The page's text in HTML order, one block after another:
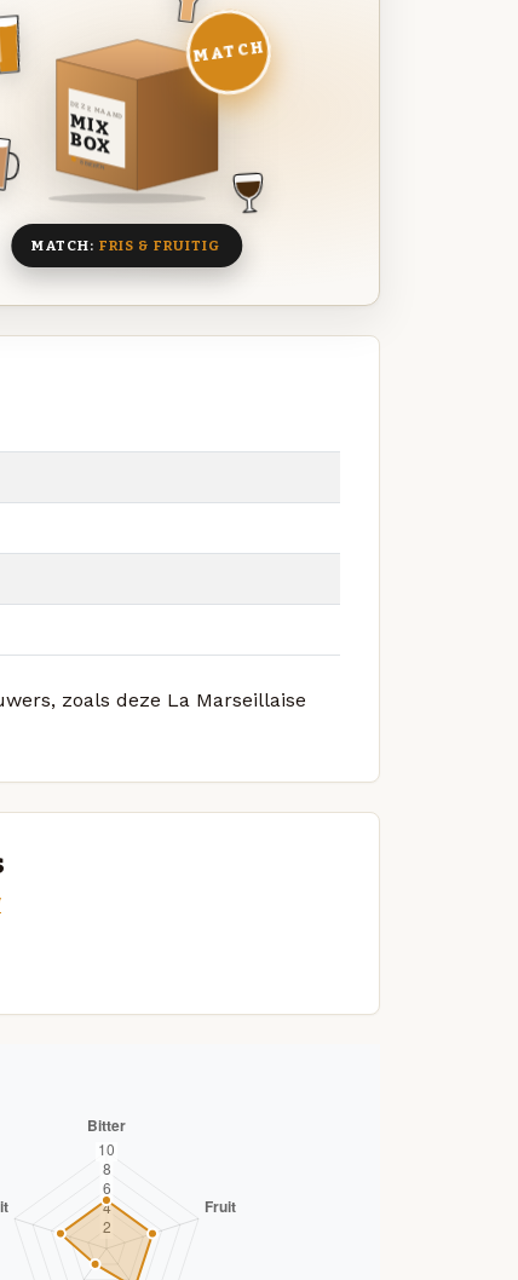
DEZE MAAND
MIX
BOX
8 BIEREN
MATCH
MATCH: FRIS & FRUITIG
zoals deze La Marseillaise